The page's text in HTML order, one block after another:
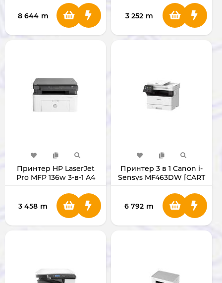
230A W2300/01/02/03]
8 644 m 3 252 m
Принтер HP LaserJet
Pro MFP 136w 3-в-1 A4
3 458 m
Принтер 3 в 1 Canon i-
Sensys MF463DW [CART
6 792 m